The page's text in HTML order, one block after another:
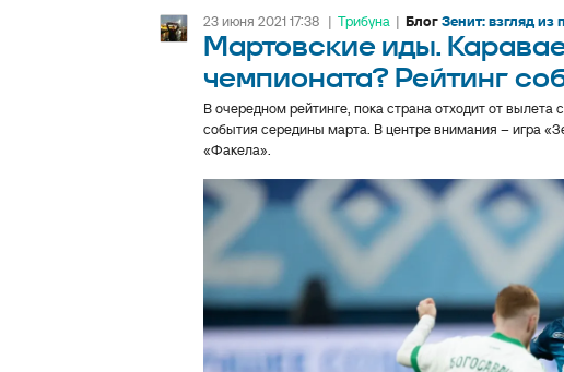
23 июня 2021 17:38 | Трибуна | БлогЗенит: взгляд из
Мартовские иды.
чемпионата? Рейтинг
В очередном рейтинге, пока страна отходит от
события середины марта. В центре внимания – игра
«Факела».